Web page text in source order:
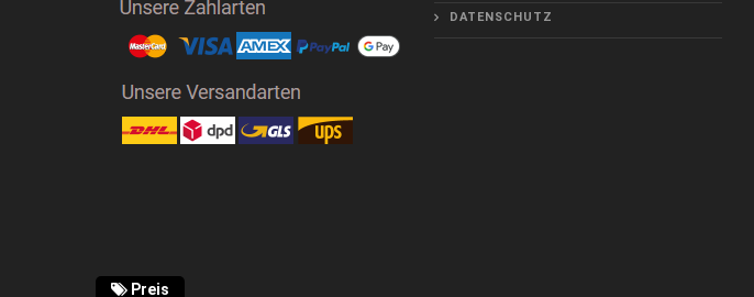
DATENSCHUTZ
Preis